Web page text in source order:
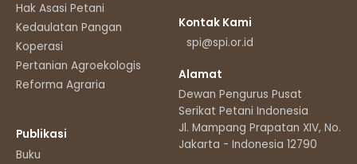
Hak Asasi Petani
Kedaulatan Pangan
Koperasi
Pertanian Agroekologis
Reforma Agraria
Publikasi
Buku
Kontak Kami
spi@spi.or.id
Alamat
Dewan Pengurus Pusat
Serikat Petani Indonesia
Jl. Mampang Prapatan XIV, No.11
Jakarta - Indonesia 12790